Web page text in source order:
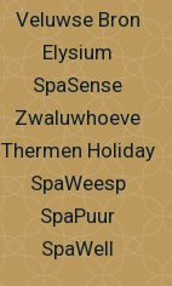
Veluwse Bron
Elysium
SpaSense
Zwaluwhoeve
Thermen Holiday
SpaWeesp
SpaPuur
SpaWell